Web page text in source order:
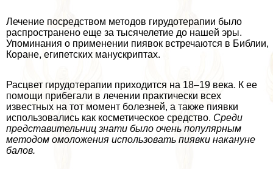
Лечение посредством методов гирудотерапии было
распространено еще за тысячелетие до нашей эры.
Упоминания о применении пиявок встречаются в Библии,
Коране, египетских мaнycкриптах.
Расцвет гирудотерапии приходится на 18–19 века. К ее
помощи прибегали в лечении пpaктически всех
известных на тот момент болезней, а также пиявки
использовались как косметическое средство. Среди
представительниц знати было очень популярным
методом омоложения использовать пиявки накануне
балов.